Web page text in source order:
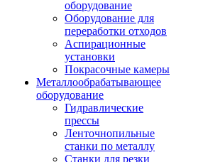
оборудование
Оборудование для
переработки отходов
Аспирационные
установки
Покрасочные камеры
Металлообрабатывающее
оборудование
Гидравлические
прессы
Ленточнопильные
станки по металлу
Станки для резки